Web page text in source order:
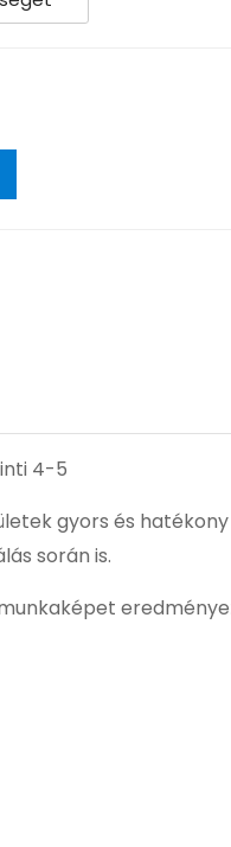
4-5
gyors és hatékony
során is.